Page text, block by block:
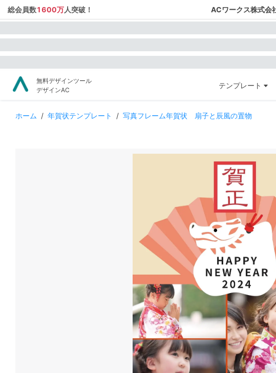
総会員数1600万人突破！ ACワークス株式会
無料デザインツール
デザインAC
テンプレート
ホーム / 年賀状テンプレート / 写真フレーム年賀状 扇子と辰風の置物